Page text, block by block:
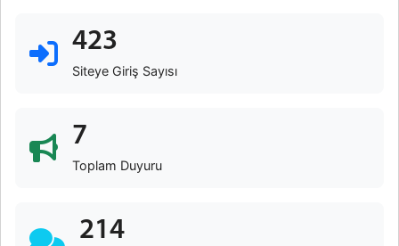
423
Siteye Giriş Sayısı
7
Toplam Duyuru
214